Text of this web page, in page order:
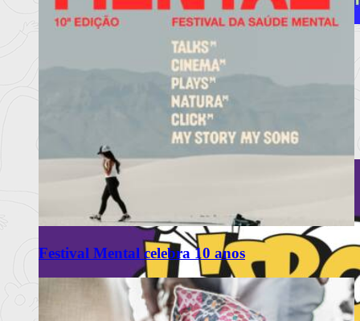
Festival Mental celebra 10 anos
MEO Commedia A La Carte Fest
reforça cartaz com novos espetáculos
Porchat, Mourão, Vicente e Miranda, The Umbilical Brothers,